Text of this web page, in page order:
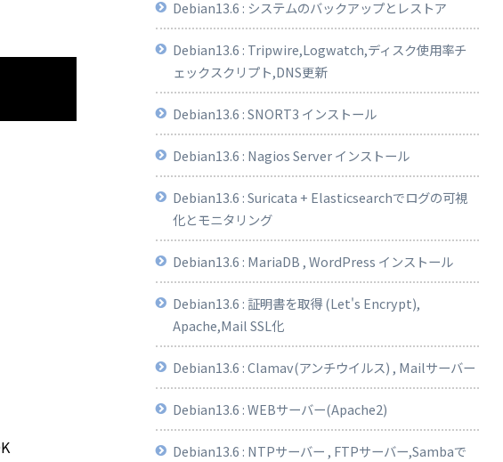
Debian13.6 : システムのバックアップとレストア
Debian13.6 : Tripwire,Logwatch,ディスク使用率チ
ェックスクリプト,DNS更新
Debian13.6 : SNORT3 インストール
Debian13.6 : Nagios Server インストール
Debian13.6 : Suricata + Elasticsearchでログの可視
化とモニタリング
Debian13.6 : MariaDB , WordPress インストール
Debian13.6 : 証明書を取得 (Let's Encrypt),
Apache,Mail SSL化
Debian13.6 : Clamav(アンチウイルス) , Mailサーバー
Debian13.6 : WEBサーバー(Apache2)
Debian13.6 : NTPサーバー , FTPサーバー,Sambaで